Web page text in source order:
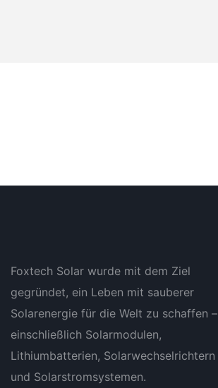
Foxtech Solar wurde mit dem Ziel
gegründet, ein Leben mit sauberer
Solarenergie für die Welt zu schaffen –
einschließlich Solarmodulen,
Lithiumbatterien, Solarwechselrichtern
und Solarstromsystemen.